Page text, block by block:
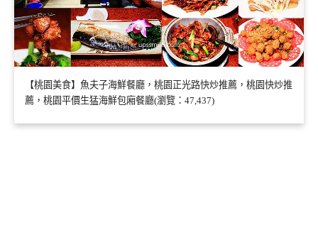
【桃園美食】魚夫子海鮮餐廳，桃園正光路快炒推薦，桃園快炒推
薦，桃園平價生猛海鮮包廂餐廳(瀏覽：47,437)